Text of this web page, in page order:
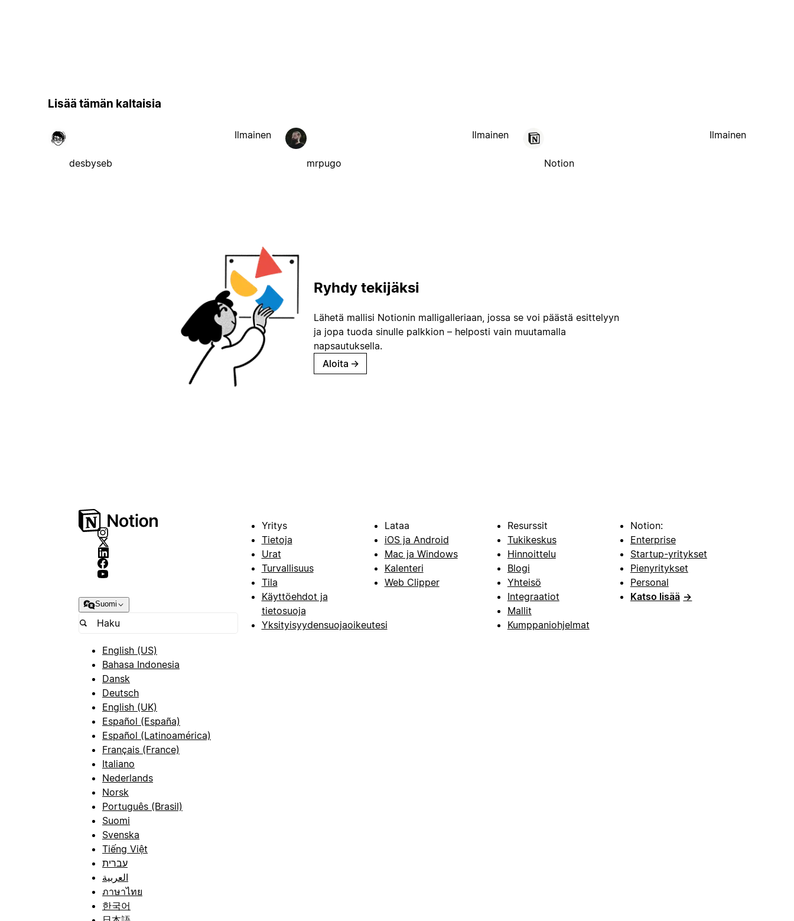
Lisää tämän kaltaisia
desbyseb
Ilmainen
mrpugo
Ilmainen
Notion
Ilmainen
Ryhdy tekijäksi
Lähetä mallisi Notionin malligalleriaan, jossa se voi päästä esittelyyn
ja jopa tuoda sinulle palkkion – helposti vain muutamalla
napsautuksella.
Aloita →
Suomi
English (US)
Bahasa Indonesia
Dansk
Deutsch
English (UK)
Español (España)
Español (Latinoamérica)
Français (France)
Italiano
Nederlands
Norsk
Português (Brasil)
Suomi
Svenska
Tiếng Việt
עברית
العربية
ภาษาไทย
한국어
Yritys
Tietoja
Urat
Turvallisuus
Tila
Käyttöehdot ja
tietosuoja
Yksityisyydensuojaoikeutesi
Lataa
iOS ja Android
Mac ja Windows
Kalenteri
Web Clipper
Resurssit
Tukikeskus
Hinnoittelu
Blogi
Yhteisö
Integraatiot
Mallit
Kumppaniohjelmat
Notion:
Enterprise
Startup-yritykset
Pienyritykset
Personal
Katso lisää →